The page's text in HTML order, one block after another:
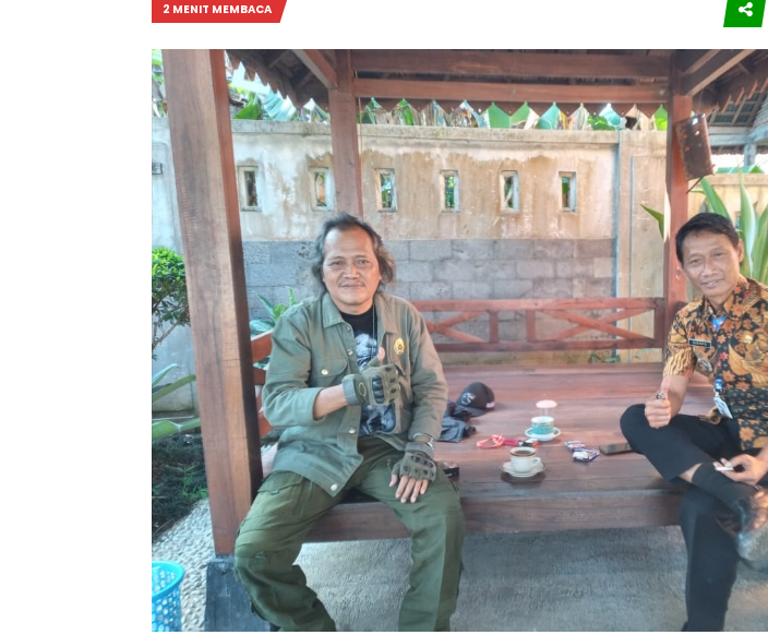
2 MENIT MEMBACA